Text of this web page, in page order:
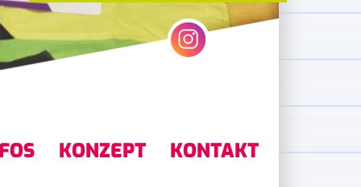
KONZEPT KONTAKT